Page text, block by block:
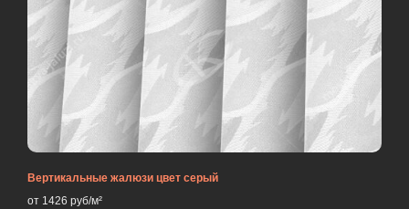
Вертикальные жалюзи цвет серый
от 1426 руб/м²